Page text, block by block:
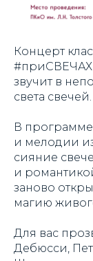
Концерт
#приСВЕЧАХ
звучит в
света свечей.
В
и мелодии
сияние
и
заново
магию
Для вас
Дебюсси,